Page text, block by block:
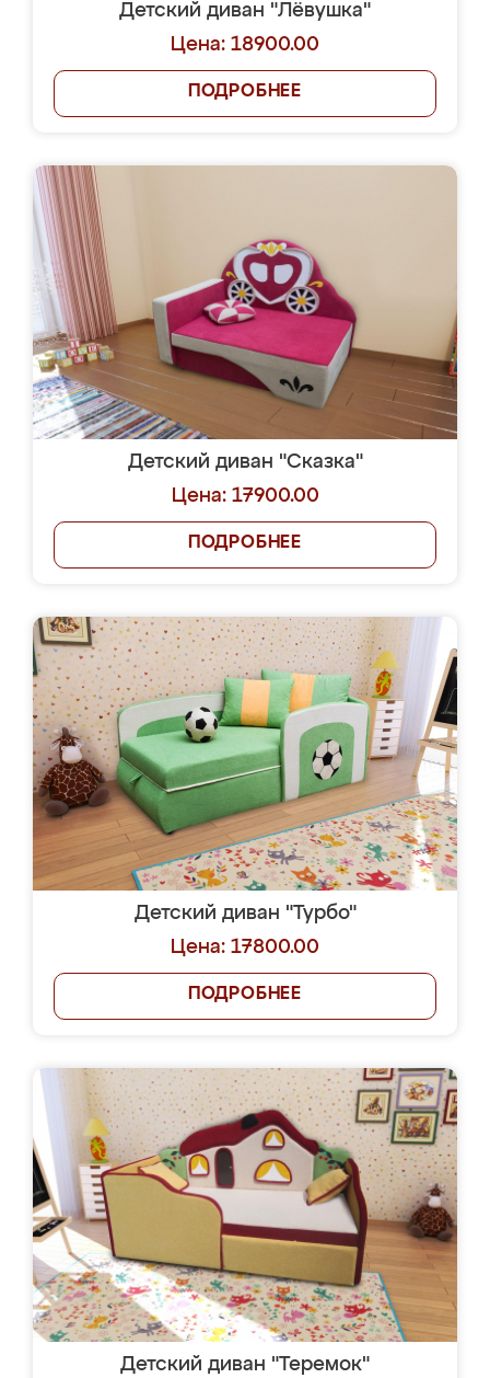
Детский диван "Лёвушка"
Цена: 18900.00
ПОДРОБНЕЕ
Детский диван "Сказка"
Цена: 17900.00
ПОДРОБНЕЕ
Детский диван "Турбо"
Цена: 17800.00
ПОДРОБНЕЕ
Детский диван "Теремок"